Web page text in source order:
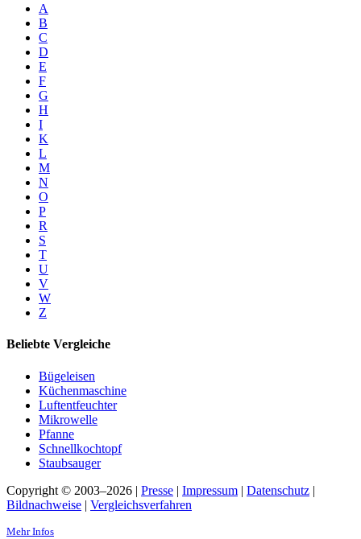
A
B
C
D
E
F
G
H
I
K
L
M
N
O
P
R
S
T
U
V
W
Z
Beliebte Vergleiche
Bügeleisen
Küchenmaschine
Luftentfeuchter
Mikrowelle
Pfanne
Schnellkochtopf
Staubsauger
Copyright © 2003–2026 | Presse | Impressum | Datenschutz |
Bildnachweise | Vergleichsverfahren
Mehr Infos